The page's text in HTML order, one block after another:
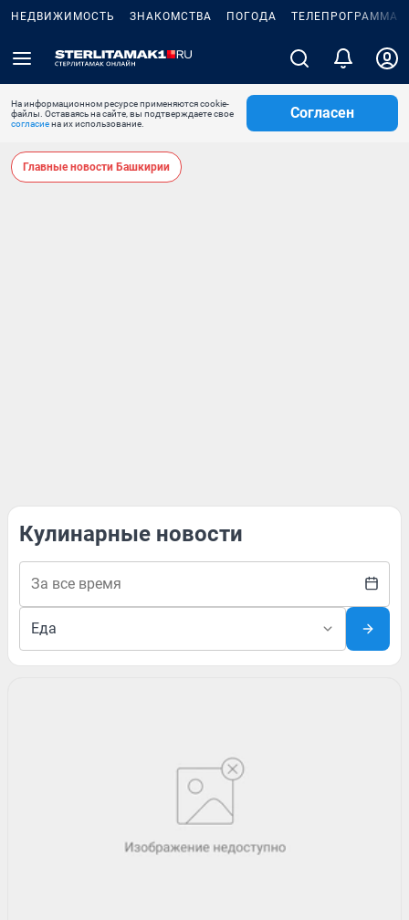
НЕДВИЖИМОСТЬ ЗНАКОМСТВА ПОГОДА ТЕЛЕПРОГРАММА
На информационном ресурсе применяются cookie-
файлы. Оставаясь на сайте, вы подтверждаете свое
согласиена их использование.
Согласен
Главные новости Башкирии
Кулинарные новости